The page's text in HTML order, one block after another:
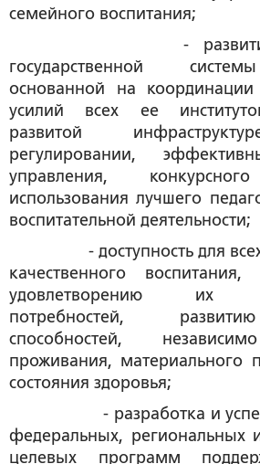
семейного воспитания;
- развитие
государственной
основанной на
усилий всех ее
развитой
регулировании,
управления,
использования лучшего
воспитательной деятельности;
- доступность для всех
качественного воспитания,
удовлетворению их
потребностей,
способностей,
проживания, материального
состояния здоровья;
- разработка и
федеральных, региональных
целевых программ